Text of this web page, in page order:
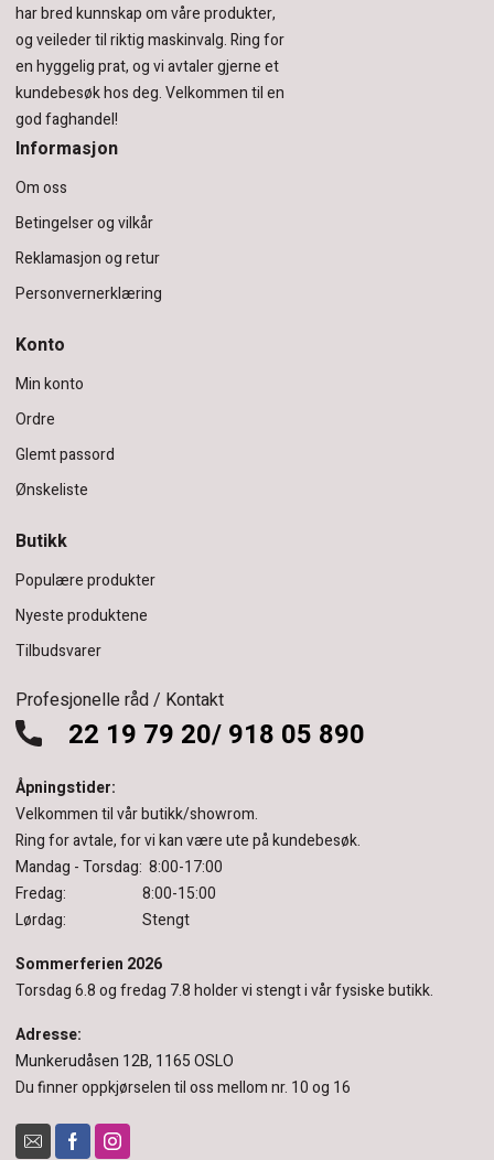
har bred kunnskap om våre produkter,
og veileder til riktig maskinvalg. Ring for
en hyggelig prat, og vi avtaler gjerne et
kundebesøk hos deg.Velkommen til en
god faghandel!
Informasjon
Om oss
Betingelser og vilkår
Reklamasjon og retur
Personvernerklæring
Konto
Min konto
Ordre
Glemt passord
Ønskeliste
Butikk
Populære produkter
Nyeste produktene
Tilbudsvarer
Profesjonelle råd / Kontakt
22 19 79 20/ 918 05 890
Åpningstider:
Velkommen til vår butikk/showrom.
Ring for avtale, for vi kan være ute på kundebesøk.
Mandag - Torsdag: 8:00-17:00
Fredag: 8:00-15:00
Lørdag: Stengt
Sommerferien 2026
Torsdag 6.8 og fredag 7.8 holder vi stengt i vår fysiske butikk.
Adresse:
Munkerudåsen 12B, 1165 OSLO
Du finner oppkjørselen til oss mellom nr. 10 og 16